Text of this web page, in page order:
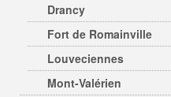
Drancy
Fort de Romainville
Louveciennes
Mont-Valérien